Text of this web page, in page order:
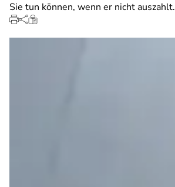
Sie tun können, wenn er nicht auszahlt.